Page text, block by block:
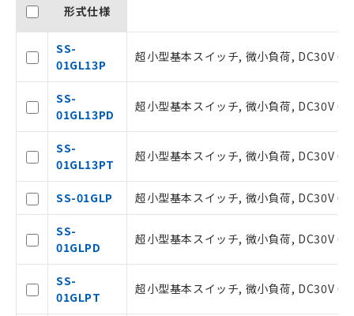
形式仕様
SS-
01GL13P
超小型基本スイッチ, 微小負荷, DC30V
SS-
01GL13PD
超小型基本スイッチ, 微小負荷, DC30V
SS-
01GL13PT
超小型基本スイッチ, 微小負荷, DC30V
SS-01GLP 超小型基本スイッチ, 微小負荷, DC30V
SS-
01GLPD
超小型基本スイッチ, 微小負荷, DC30V
SS-
01GLPT
超小型基本スイッチ, 微小負荷, DC30V
ご利用条件
以下の条件をお読みいただき、同意のうえ
ご利用ください。
本サービスは、当社制御機器事業取扱